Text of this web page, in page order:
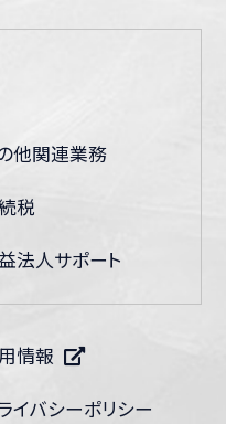
他関連業務
税
法人サポート
情報
イバシーポリシー